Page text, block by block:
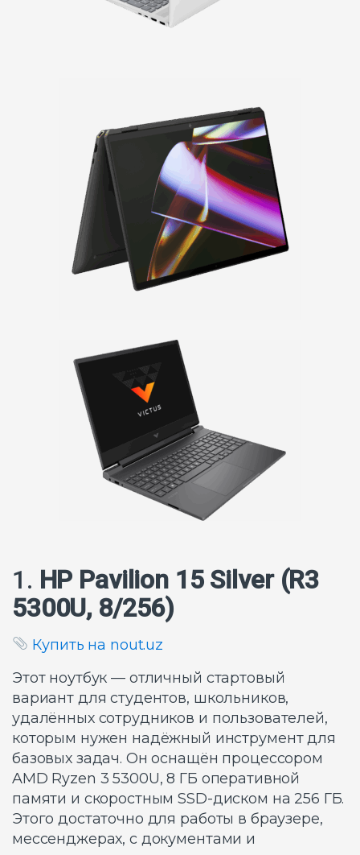
1. HP Pavilion 15 Silver (R3
5300U, 8/256)
Купить на nout.uz
Этот ноутбук — отличный стартовый
вариант для студентов, школьников,
удалённых сотрудников и пользователей,
которым нужен надёжный инструмент для
базовых задач. Он оснащён процессором
AMD Ryzen 3 5300U, 8 ГБ оперативной
памяти и скоростным SSD-диском на 256 ГБ.
Этого достаточно для работы в браузере,
мессенджерах, с документами и